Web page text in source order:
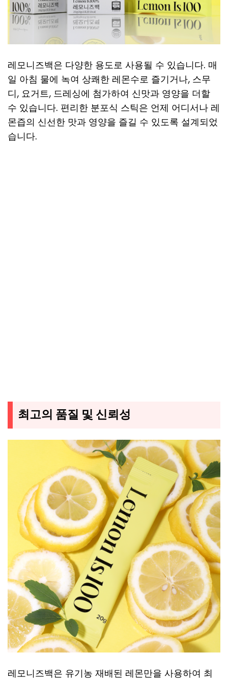
레모니즈백은 다양한 용도로 사용될 수 있습니다. 매
일 아침 물에 녹여 상쾌한 레몬수로 즐기거나, 스무
디, 요거트, 드레싱에 첨가하여 신맛과 영양을 더할
수 있습니다. 편리한 분포식 스틱은 언제 어디서나 레
몬즙의 신선한 맛과 영양을 즐길 수 있도록 설계되었
습니다.
최고의 품질 및 신뢰성
레모니즈백은 유기농 재배된 레몬만을 사용하여 최